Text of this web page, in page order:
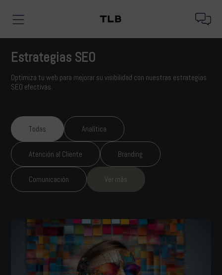
Estrategias SEO
Optimiza tu web para mejorar su visibilidad con nuestras estrategias
SEO efectivas.
Todas Analítica
Atención al Cliente Branding
Comunicación Ver más